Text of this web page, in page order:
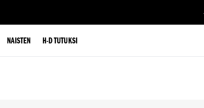
NAISTEN H-D TUTUKSI